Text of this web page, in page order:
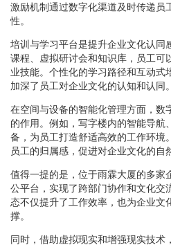
激励机制通过数字化渠道及时传递员
性。
培训与学习平台是提升企业文化认同
课程、虚拟研讨会和知识库，员工可
业技能。个性化的学习路径和互动式
加深了员工对企业文化的认知和认同。
在空间与设备的智能化管理方面，数
的作用。例如，写字楼内的智能导航
备，为员工打造舒适高效的工作环境
员工的归属感，促进对企业文化的自
值得一提的是，位于雨霖大厦的多家
公平台，实现了跨部门协作和文化交
态不仅提升了工作效率，也为企业文
撑。
同时，借助虚拟现实和增强现实技术